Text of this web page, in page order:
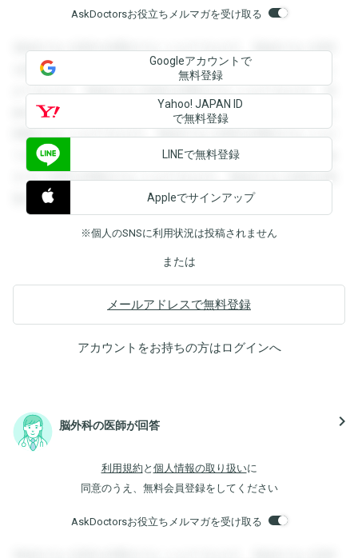
AskDoctorsお役立ちメルマガを受け取る
登録すると回答を閲覧することができます。登録すると回答
を閲覧することができます。登録すると回答を閲覧すること
ができます。登録すると回答を閲覧することができます。登
録すると回答を閲覧することができます。登録すると回答を
閲覧することができます。登録すると回答を閲覧することが
できます。登録すると回答を閲覧することができます。登録
すると回答を閲覧することができます。登録すると回答を閲
覧することができます。
Googleアカウントで
無料登録
Yahoo! JAPAN ID
で無料登録
LINEで無料登録
Appleでサインアップ
※個人のSNSに利用状況は投稿されません
または
メールアドレスで無料登録
アカウントをお持ちの方はログインへ
脳外科の医師が回答 navigate_next
利用規約 と 個人情報の取り扱いに
同意のうえ、無料会員登録をしてください
AskDoctorsお役立ちメルマガを受け取る